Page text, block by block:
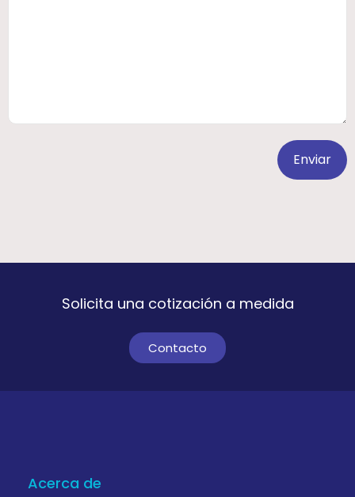
Enviar
Solicita una cotización a medida
Contacto
Acerca de